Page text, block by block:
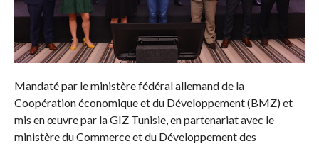
Mandaté par le ministère fédéral allemand de la
Coopération économique et du Développement (BMZ) et
mis en œuvre par la GIZ Tunisie, en partenariat avec le
ministère du Commerce et du Développement des